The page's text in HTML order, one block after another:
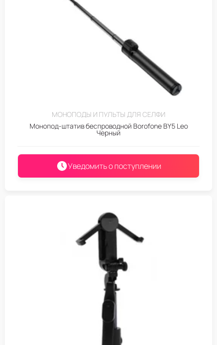
МОНОПОДЫ И ПУЛЬТЫ ДЛЯ СЕЛФИ
Монопод-штатив беспроводной Borofone BY5 Leo
Черный
Уведомить о поступлении